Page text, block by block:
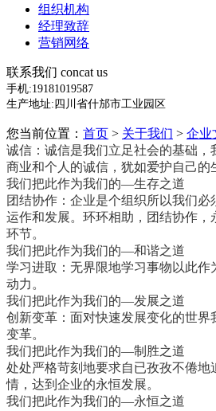
组织机构
经理致辞
营销网络
联系我们 concat us
手机:19181019587
生产地址:四川省什邡市工业园区
您当前位置： 首页 > 关于我们 > 企业
诚信：诚信是我们立足社会的基础，
商业和个人的诚信，犹如爱护自己的
我们把此作为我们的—生存之道
团结协作：企业是个组织所以我们必
运作和发展。环环相助，团结协作，
环节。
我们把此作为我们的—和谐之道
学习进取：无界限地学习事物以此作
动力。
我们把此作为我们的—发展之道
创新变革：面对快速发展变化的世界
变革。
我们把此作为我们的—制胜之道
处处严格苛刻地要求自已孜孜不倦地
情，达到企业的永恒发展。
我们把此作为我们的—永恒之道